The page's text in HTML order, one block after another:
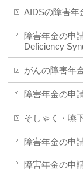
AIDSの障害年
障害年金の申
Deficiency
がんの障害年
障害年金の申
そしゃく・嚥
障害年金の申
障害年金の申